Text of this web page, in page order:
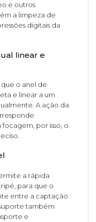
e outros
a limpeza de
digitais da
linear e
o anel de
e linear a um
A ação da
por isso, o
a rápida
para que o
entre a captação
também
e